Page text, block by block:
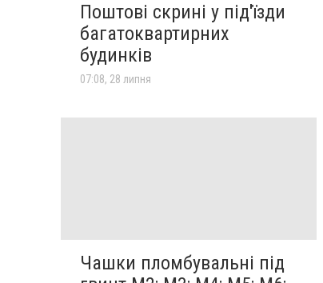
Поштові скрині у під'їзди
багатоквартирних
будинків
07:08, 28 липня
Чашки пломбувальні під